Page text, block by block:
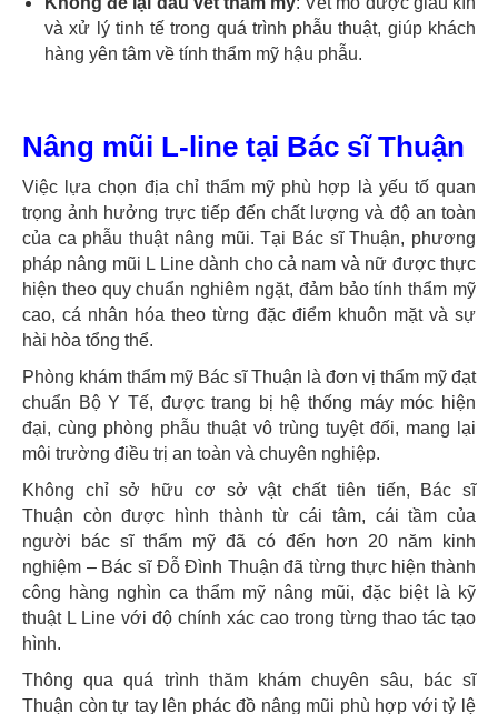
và xử lý tinh tế trong quá trình phẫu thuật, giúp khách
hàng yên tâm về tính thẩm mỹ hậu phẫu.
Nâng mũi L-line tại Bác sĩ Thuận
Việc lựa chọn địa chỉ thẩm mỹ phù hợp là yếu tố quan
trọng ảnh hưởng trực tiếp đến chất lượng và độ an toàn
của ca phẫu thuật nâng mũi. Tại Bác sĩ Thuận, phương
pháp nâng mũi L Line dành cho cả nam và nữ được thực
hiện theo quy chuẩn nghiêm ngặt, đảm bảo tính thẩm mỹ
cao, cá nhân hóa theo từng đặc điểm khuôn mặt và sự
hài hòa tổng thể.
Phòng khám thẩm mỹ Bác sĩ Thuận là đơn vị thẩm mỹ đạt
chuẩn Bộ Y Tế, được trang bị hệ thống máy móc hiện
đại, cùng phòng phẫu thuật vô trùng tuyệt đối, mang lại
môi trường điều trị an toàn và chuyên nghiệp.
Không chỉ sở hữu cơ sở vật chất tiên tiến, Bác sĩ
Thuận còn được hình thành từ cái tâm, cái tầm của
người bác sĩ thẩm mỹ đã có đến hơn 20 năm kinh
nghiệm – Bác sĩ Đỗ Đình Thuận đã từng thực hiện thành
công hàng nghìn ca thẩm mỹ nâng mũi, đặc biệt là kỹ
thuật L Line với độ chính xác cao trong từng thao tác tạo
hình.
Thông qua quá trình thăm khám chuyên sâu, bác sĩ
Thuận còn tự tay lên phác đồ nâng mũi phù hợp với tỷ lệ